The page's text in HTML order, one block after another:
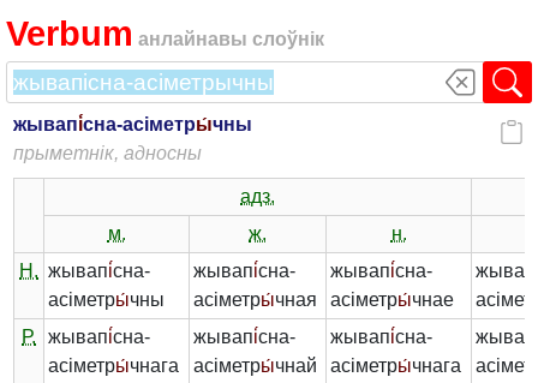
Verbum анлайнавы слоўнік
жывапі́сна-асіметры́чны
прыметнік, адносны
адз.
м.
ж.
н.
Н. жывапі́сна-
асіметры́чны
жывапі́сна-
асіметры́чная
жывапі́сна-
асіметры́чнае
жывап
Р.
жывапі́сна-
асіметры́чнага
жывапі́сна-
асіметры́чнай
жывапі́сна-
асіметры́чнага
жывап